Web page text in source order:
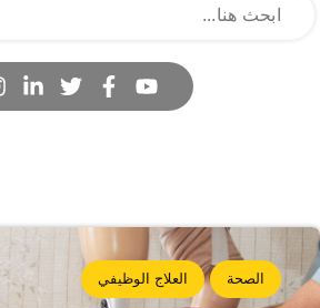
الصحة العلاج الوظيفي